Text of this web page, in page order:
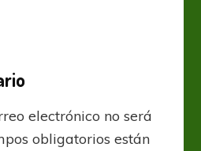
electrónico no será
obligatorios están